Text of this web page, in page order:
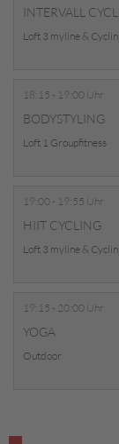
INTERVALL
Loft 3 myline &
18:15 - 19:00 Uhr
BODYSTYLING
Loft 1 Groupfitness
19:00 - 19:55 Uhr
HIIT CYCLING
Loft 3 myline &
19:15 - 20:00 Uhr
YOGA
Outdoor